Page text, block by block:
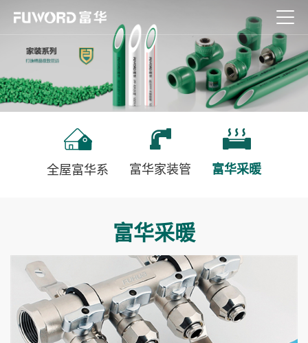
全屋富华系 富华家装管 富华采暖
富华采暖